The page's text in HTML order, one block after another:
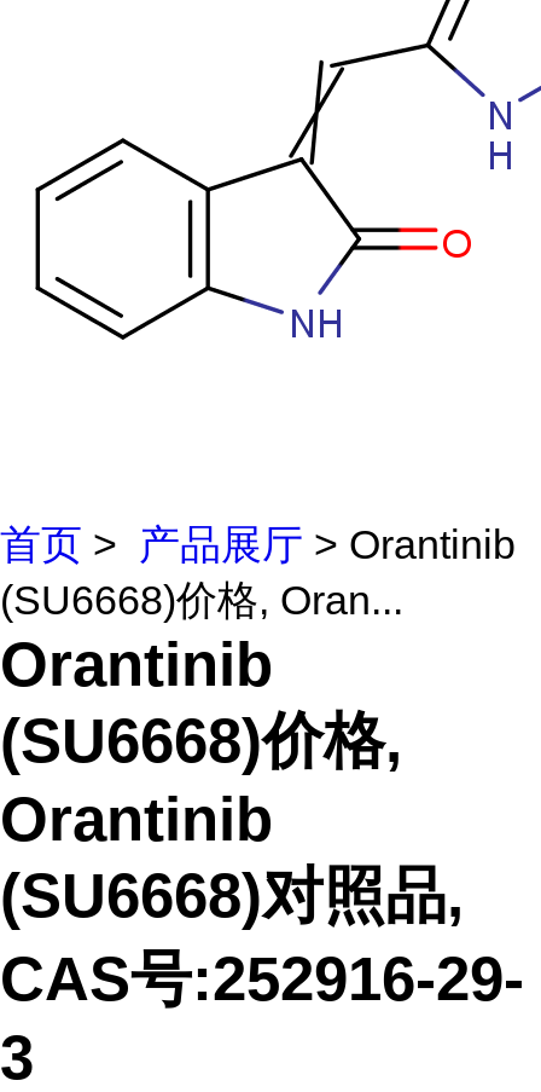
首页 > 产品展厅 > Orantinib
(SU6668)价格, Oran...
Orantinib
(SU6668)价格,
Orantinib
(SU6668)对照品,
CAS号:252916-29-
3